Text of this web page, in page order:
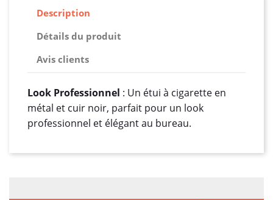
Description
Détails du produit
Avis clients
Look Professionnel : Un étui à cigarette en
métal et cuir noir, parfait pour un look
professionnel et élégant au bureau.